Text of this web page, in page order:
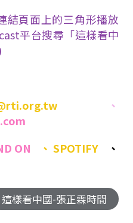
結頁面上的三角形播放
平台搜尋「這樣看中
、
ON 、SPOTIFY
、
這樣看中國-張正霖時間